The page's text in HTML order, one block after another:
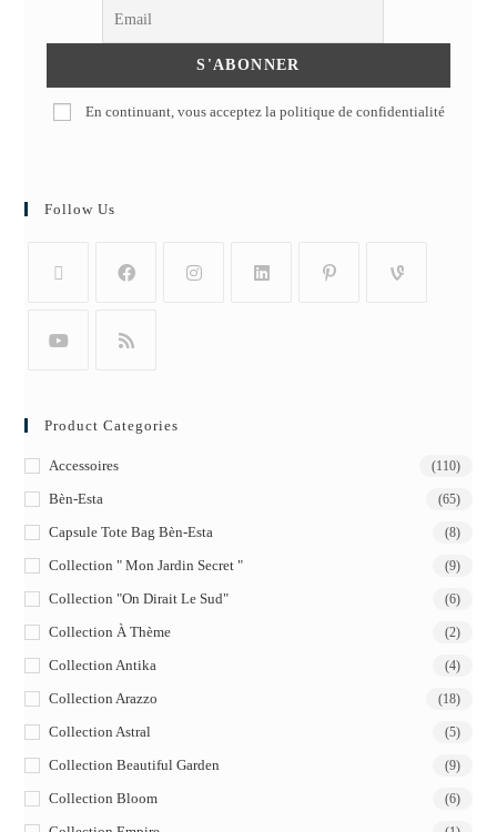
En continuant, vous acceptez la politique de confidentialité
Follow Us
Product Categories
Accessoires (110)
Bèn-Esta (65)
Capsule Tote Bag Bèn-Esta (8)
Collection " Mon Jardin Secret " (9)
Collection "On Dirait Le Sud" (6)
Collection À Thème (2)
Collection Antika (4)
Collection Arazzo (18)
Collection Astral (5)
Collection Beautiful Garden (9)
Collection Bloom (6)